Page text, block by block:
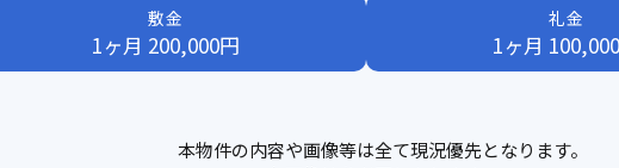
敷金
1ヶ月 200,000円
礼金
1ヶ月
本物件の内容や画像等は全て現況優先となります。